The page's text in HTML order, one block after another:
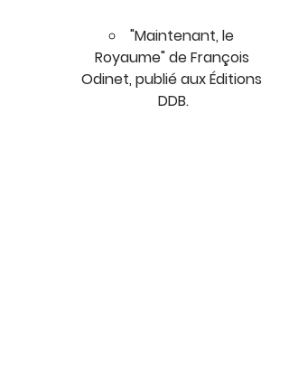
"Maintenant, le
Royaume" de François
Odinet, publié aux Éditions
DDB.